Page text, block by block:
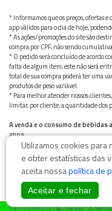
* Informamos que os preços, ofertas
app válidos para o dia de hoje,
* As ações/promoções do site são
compra por CPF, não sendo
* O pedido será concluído de acordo
falta de algum item, este não será
total de sua compra poderá ter uma
produtos de peso variável.
* Para melhor atender nossos
limitar, por cliente, a quantidade dos
A venda e o consumo de
anos.
Bebida alcoólica pode causar
Beba com moderação
© Nosso Hortifruti Gonzaga / Rua Goiás 128, Bairro
Utilizamos cookies para
e obter estatísticas das
aceita nossapolítica de
Aceitar e fechar